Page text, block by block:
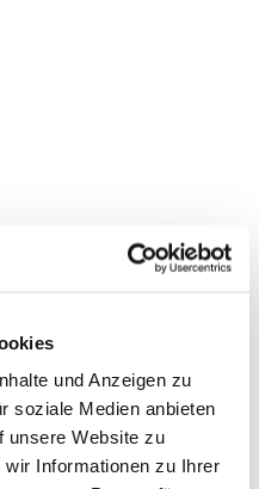
und Anzeigen zu
soziale Medien anbieten
unsere Website zu
Informationen zu Ihrer